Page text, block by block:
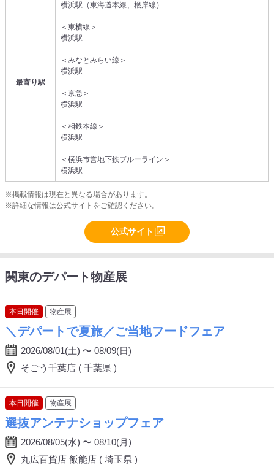
最寄り駅
横浜駅（東海道本線、根岸線）
＜東横線＞
横浜駅
＜みなとみらい線＞
横浜駅
＜京急＞
横浜駅
＜相鉄本線＞
横浜駅
＜横浜市営地下鉄ブルーライン＞
横浜駅
※掲載情報は現在と異なる場合があります。
※詳細な情報は公式サイトをご確認ください。
公式サイト
関東のデパート物産展
本日開催 物産展
＼デパートで夏旅／ご当地フードフェア
2026/08/01(土) 〜 08/09(日)
そごう千葉店 ( 千葉県 )
本日開催 物産展
選抜アンテナショップフェア
2026/08/05(水) 〜 08/10(月)
丸広百貨店 飯能店 ( 埼玉県 )